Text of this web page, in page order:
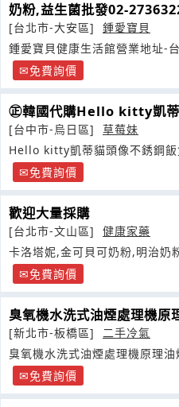
奶粉,益生菌批發02-
[台北市-大安區]
鍾愛寶貝
鍾愛寶貝健康生活館營業地址-
27363227
免費詢價
㊣韓國代購Hello kitty凱蒂
[台中市-烏日區]
草莓妹
Hello kitty凱蒂貓頭像不銹鋼飯
免費詢價
歡迎大量採購
[台北市-文山區]
健康家藥
卡洛塔妮,金可貝可奶粉,明治奶
菌以薄利多銷為宗旨
免費詢價
臭氧機水洗式油煙處理機
[新北市-板橋區]
二手冷氣
臭氧機水洗式油煙處理機原理
免費詢價